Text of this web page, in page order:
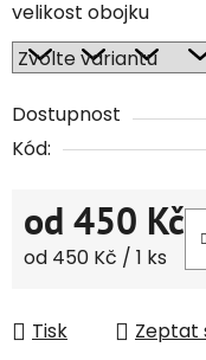
velikost obojku
Dostupnost
Kód:
od 450 Kč
Měrná cena:
od 450 Kč / 1 ks
Tisk Zeptat